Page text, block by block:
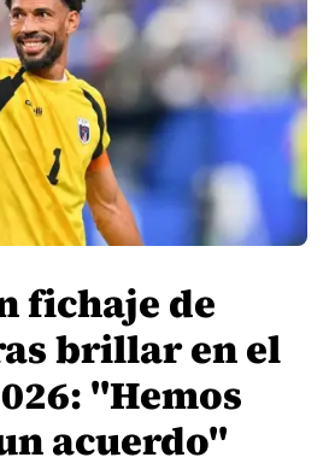
fichaje de
brillar en el
"Hemos
acuerdo"